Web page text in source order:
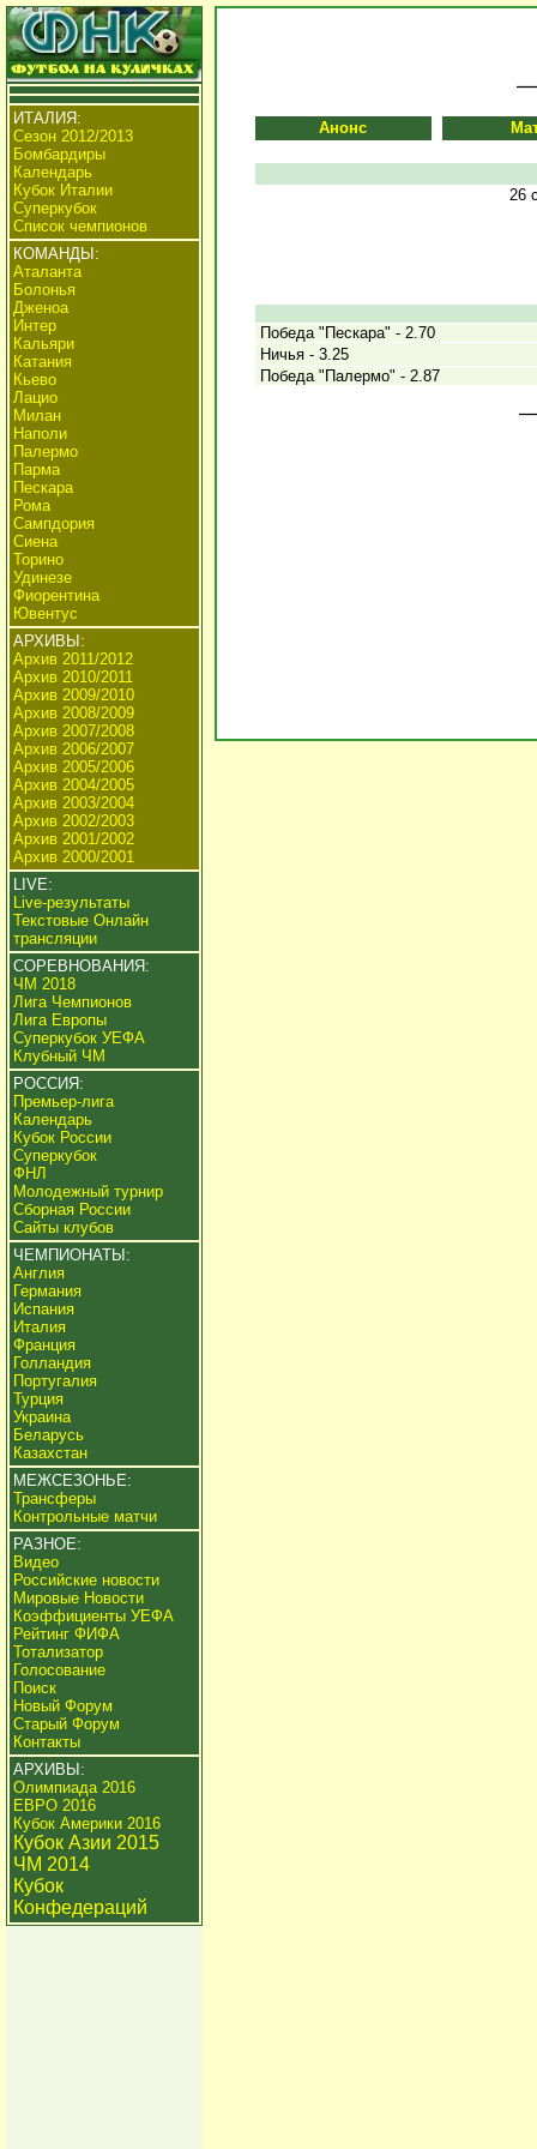
ИТАЛИЯ:
Сезон 2012/2013
Бомбардиры
Календарь
Кубок Италии
Суперкубок
Список чемпионов
КОМАНДЫ:
Аталанта
Болонья
Дженоа
Интер
Кальяри
Катания
Кьево
Лацио
Милан
Наполи
Палермо
Парма
Пескара
Рома
Сампдория
Сиена
Торино
Удинезе
Фиорентина
Ювентус
АРХИВЫ:
Архив 2011/2012
Архив 2010/2011
Архив 2009/2010
Архив 2008/2009
Архив 2007/2008
Архив 2006/2007
Архив 2005/2006
Архив 2004/2005
Архив 2003/2004
Архив 2002/2003
Архив 2001/2002
Архив 2000/2001
LIVE:
Live-результаты
Текстовые Онлайн
трансляции
СОРЕВНОВАНИЯ:
ЧМ 2018
Лига Чемпионов
Лига Европы
Суперкубок УЕФА
Клубный ЧМ
РОССИЯ:
Премьер-лига
Календарь
Кубок России
Суперкубок
ФНЛ
Молодежный турнир
Сборная России
Сайты клубов
ЧЕМПИОНАТЫ:
Англия
Германия
Испания
Италия
Франция
Голландия
Португалия
Турция
Украина
Беларусь
Казахстан
МЕЖСЕЗОНЬЕ:
Трансферы
Контрольные матчи
РАЗНОЕ:
Видео
Российские новости
Мировые Новости
Коэффициенты УЕФА
Рейтинг ФИФА
Тотализатор
Голосование
Поиск
Новый Форум
Старый Форум
Контакты
АРХИВЫ:
Олимпиада 2016
ЕВРО 2016
Кубок Америки 2016
Кубок Азии 2015
ЧМ 2014
Кубок
Конфедераций
Анонс
26
Победа "Пескара" - 2.70
Ничья - 3.25
Победа "Палермо" - 2.87